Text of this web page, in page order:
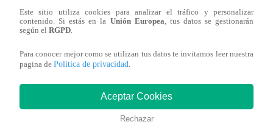
masa solo es huevo y aceite de oliva, ¿verdad?”.
respondió, sino
, quien
imitando la voz
diciendo: “Tranquilo, Peláez, al diablo le quieres
“Todo está correcto, pero
Este sitio utiliza cookies para analizar el tráfico y personalizar
contenido. Si estás en la Unión Europea , tus datos se gestionarán
según el RGPD
Para conocer mejor como se utilizan tus datos te invitamos leer nuestra
pagina de Política de privacidad
Aceptar Cookies
Rechazar